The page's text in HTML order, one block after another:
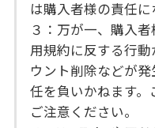
は購入者様の責任に
３：万が一、購入
用規約に反する行
ウント削除などが
任を負いかねます
ご注意ください。